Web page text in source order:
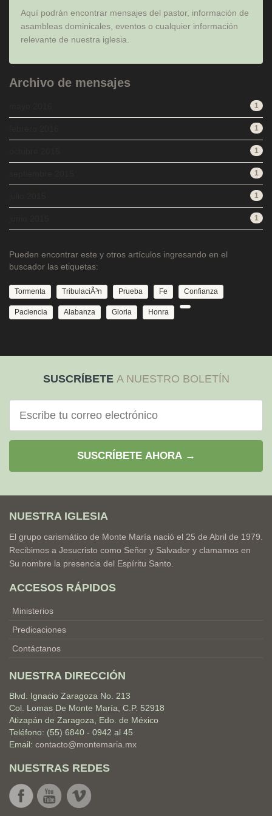
Aquí podrán encontrar mensajes del pastor, información de
asambleas dominicales, eventos o cualquier información
relevante de nuestra iglesia.
Archivo de mensajes
1
1
1
1
1
1
Pueden encontrar este y otros artículos ingresando en el
buscador las etiquetas:
Tormenta TribulaciÃ³n Prueba Fe Confianza
Paciencia Alabanza Gloria Honra
SUSCRÍBETE A NUESTRO BOLETÍN
electrónico
SUSCRÍBETE AHORA →
NUESTRA IGLESIA
El grupo carismático de Monte María nació el 25 de Abril de 1979.
Recibimos a Jesucristo como Señor y Salvador y clamamos en
Su nombre la presencia del Espíritu Santo.
ACCESOS RÁPIDOS
Ministerios
Predicaciones
Contáctanos
NUESTRA DIRECCIÓN
Blvd. Ignacio Zaragoza No. 213
Col. Lomas De Monte María, C.P. 52918
Atizapán de Zaragoza, Edo. de México
Teléfono: (55) 6840 - 0942 al 45
Email: contacto@montemaria.mx
NUESTRAS REDES